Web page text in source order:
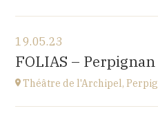
Mas Riquer, Catllar (66500)
à 18H00
19.05.23
FOLIAS – Perpignan
Théâtre de l'Archipel,